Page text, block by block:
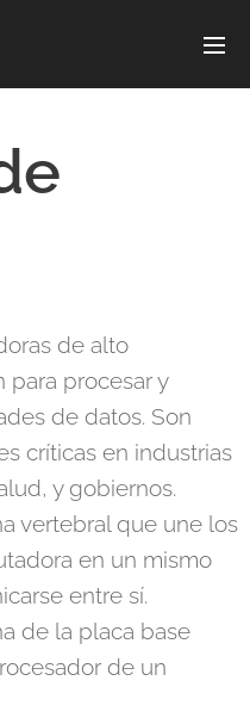
de alto
para procesar y
de datos. Son
críticas en industrias
y gobiernos.
vertebral que une los
en un mismo
entre sí.
de la placa base
de un